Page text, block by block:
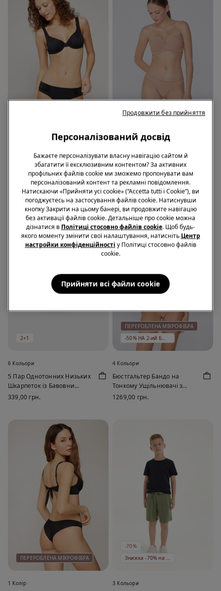
Плавки Бікіні Сліпи Високі зі
Зборками з Переробленої
Мікрофібри
669,00 грн. 299,00 грн.-55%
-50% НА 2-ий БЮСТГАЛЬТЕР
Бюстгальтер Бандо з
Ущільнювачем із Глибоким
Вирізом із Переробленої
Мікрофібри
1139,00 грн.
2+1
6 Кольори
5 Пар Однотонних Низьких
Шкарпеток із Бавовни
Унісекс
339,00 грн.
ПЕРЕРОБЛЕНА МІКРОФІБРА
-50% НА 2-ий БЮСТГАЛЬТЕР
4 Кольори
Бюстгальтер Бандо на
Тонкому Ущільнювачі з
Переробленої Мікрофібри
1269,00 грн.
ПЕРЕРОБЛЕНА МІКРОФІБРА
1 Колір
-70%
Знижка -70% на 5 од
3 Кольори
Персоналізований досвід
Бажаєте персоналізувати власну навігацію сайтом й
збагатити її ексклюзивним контентом? За активних
профільних файлів cookie ми зможемо пропонувати вам
персоналізований контент та рекламні повідомлення.
Натискаючи «Прийняти усі cookie» (“Accetta tutti i Cookie”), ви
погоджуєтесь на застосування файлів cookie. Натиснувши
кнопку Закрити на цьому банері, ви продовжите навігацію
без активації файлів cookie. Детальніше про cookie можна
дізнатися в Політиці стосовно файлів cookie. Щоб будь-
якого моменту змінити свої налаштування, натисніть Центр
настройки конфіденційності у Політиці стосовно файлів
cookie.
Прийняти всі файли сookie
Продовжити без прийняття